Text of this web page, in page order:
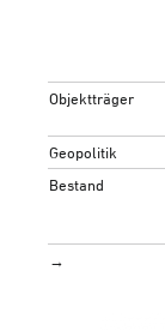
Objektträger
Geopolitik
Bestand
→